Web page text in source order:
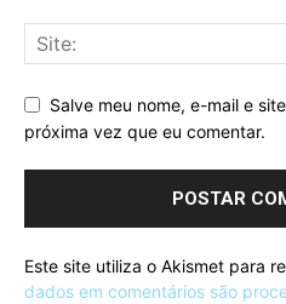
Salve meu nome, e-mail e
próxima vez que eu comentar.
Este site utiliza o Akismet para
dados em comentários são